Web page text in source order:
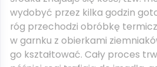
wydobyć przez kilka godzin
róg przechodzi obróbkę
w garnku z obierkami
go kształtować. Cały proces